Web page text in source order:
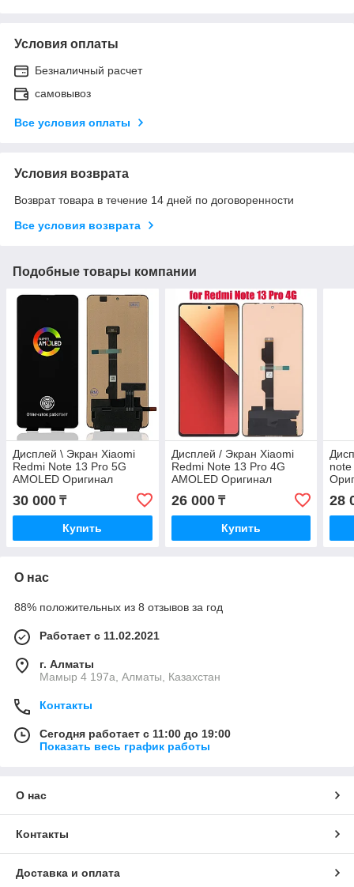
Условия оплаты
Безналичный расчет
самовывоз
Все условия оплаты
Условия возврата
Возврат товара в течение 14 дней по договоренности
Все условия возврата
Подобные товары компании
Дисплей \ Экран Xiaomi
Redmi Note 13 Pro 5G
AMOLED Оригинал
30 000 ₸
Купить
Дисплей / Экран Xiaomi
Redmi Note 13 Pro 4G
AMOLED Оригинал
26 000₸
Купить
28
О нас
88% положительных из 8 отзывов за год
Работает с 11.02.2021
г. Алматы
Мамыр 4 197а, Алматы, Казахстан
Контакты
Сегодня работает с 11:00 до 19:00
Показать весь график работы
О нас
Контакты
Доставка и оплата